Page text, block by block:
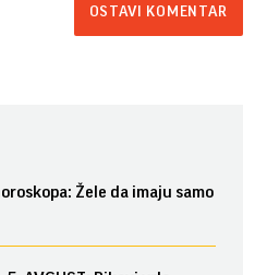
OSTAVI KOMENTAR
Žele da imaju samo